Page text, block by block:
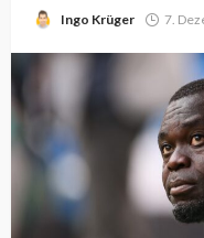
Ingo Krüger 7.